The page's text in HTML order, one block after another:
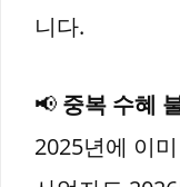
니다.
📢 중복 수혜
2025년에 이